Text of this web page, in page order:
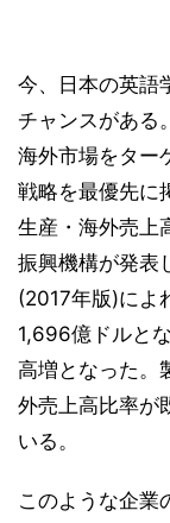
今、日本の英語
チャンスがある
海外市場をター
戦略を最優先に
生産・海外売上
振興機構が発表
(2017年版)によ
1,696億ドルと
高増となった。
外売上高比率が
いる。
このような企業